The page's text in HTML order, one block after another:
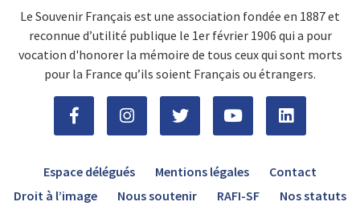
Le Souvenir Français est une association fondée en 1887 et
reconnue d’utilité publique le 1er février 1906 qui a pour
vocation d'honorer la mémoire de tous ceux qui sont morts
pour la France qu’ils soient Français ou étrangers.
Espace délégués Mentions légales
Contact
Droit à l’image
Nous soutenir RAFI-SF Nos statuts